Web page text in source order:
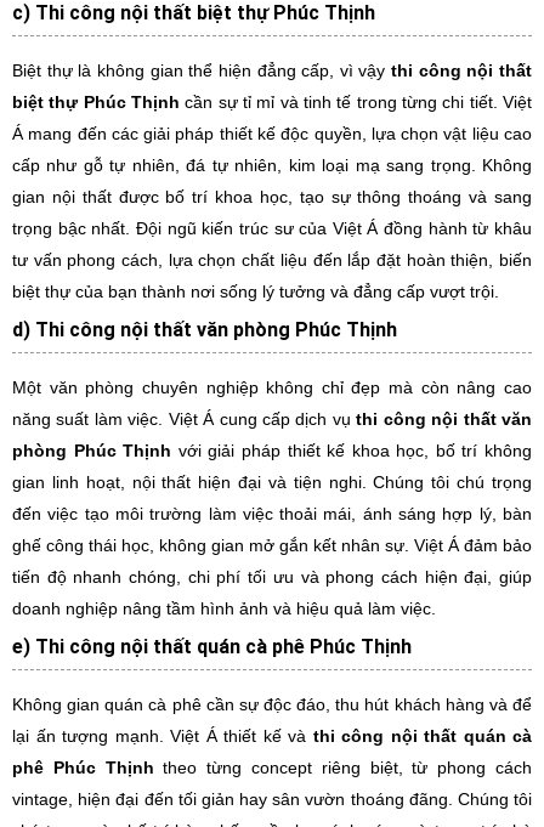
c) Thi công nội thất biệt thự Phúc Thịnh
Biệt thự là không gian thể hiện đẳng cấp, vì vậythi công nội thất
biệt thự Phúc Thịnh cần sự tỉ mỉ và tinh tế trong từng chi tiết. Việt
Á mang đến các giải pháp thiết kế độc quyền, lựa chọn vật liệu cao
cấp như gỗ tự nhiên, đá tự nhiên, kim loại mạ sang trọng. Không
gian nội thất được bố trí khoa học, tạo sự thông thoáng và sang
trọng bậc nhất. Đội ngũ kiến trúc sư của Việt Á đồng hành từ khâu
tư vấn phong cách, lựa chọn chất liệu đến lắp đặt hoàn thiện, biến
biệt thự của bạn thành nơi sống lý tưởng và đẳng cấp vượt trội.
d) Thi công nội thất văn phòng Phúc Thịnh
Một văn phòng chuyên nghiệp không chỉ đẹp mà còn nâng cao
năng suất làm việc. Việt Á cung cấp dịch vụthi công nội thất văn
phòng Phúc Thịnh với giải pháp thiết kế khoa học, bố trí không
gian linh hoạt, nội thất hiện đại và tiện nghi. Chúng tôi chú trọng
đến việc tạo môi trường làm việc thoải mái, ánh sáng hợp lý, bàn
ghế công thái học, không gian mở gắn kết nhân sự. Việt Á đảm bảo
tiến độ nhanh chóng, chi phí tối ưu và phong cách hiện đại, giúp
doanh nghiệp nâng tầm hình ảnh và hiệu quả làm việc.
e) Thi công nội thất quán cà phê Phúc Thịnh
Không gian quán cà phê cần sự độc đáo, thu hút khách hàng và để
lại ấn tượng mạnh. Việt Á thiết kế và thi công nội thất quán cà
phê Phúc Thịnh theo từng concept riêng biệt, từ phong cách
vintage, hiện đại đến tối giản hay sân vườn thoáng đãng. Chúng tôi